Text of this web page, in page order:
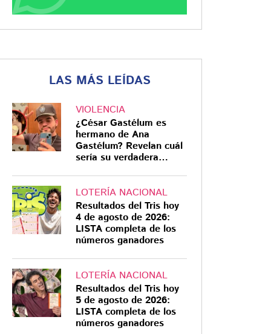
LAS MÁS LEÍDAS
VIOLENCIA
¿César Gastélum es
hermano de Ana
Gastélum? Revelan cuál
sería su verdadera
LOTERÍA NACIONAL
Resultados del Tris hoy
4 de agosto de 2026:
LISTA completa de los
números ganadores
LOTERÍA NACIONAL
Resultados del Tris hoy
5 de agosto de 2026:
LISTA completa de los
números ganadores